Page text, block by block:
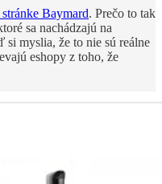
stránke Baymard. Prečo to tak
sa nachádzajú na
myslia, že to nie sú reálne
eshopy z toho, že